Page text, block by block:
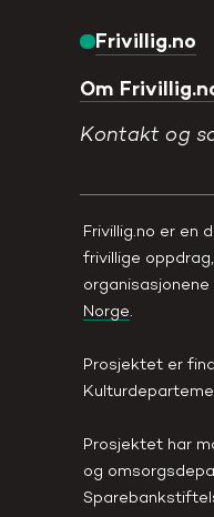
Frivillig.no
Om
Kontakt og
Frivillig.no er en
frivillige
Norge
Prosjektet er
Prosjektet har
og